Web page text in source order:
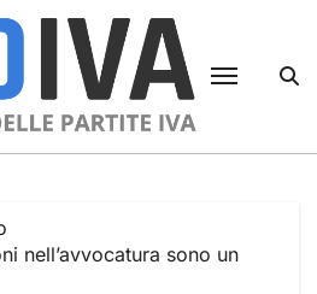
nell’avvocatura sono un